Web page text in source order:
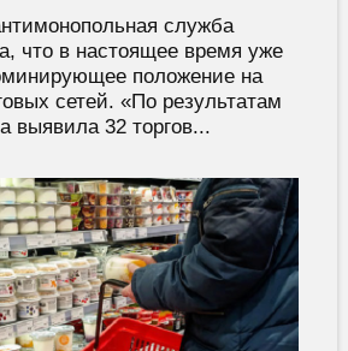
служба
что в настоящее время уже
положение на
сетей. «По результатам
выявила 32 торгов...